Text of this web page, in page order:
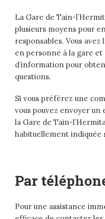
La Gare de Tain-
plusieurs moyens pour
responsables. Vous
en personne à la gare et
d’information pour
questions.
Si vous préférez une
vous pouvez envoyer un
la Gare de Tain-
habituellement indiquée
Par
Pour une assistance